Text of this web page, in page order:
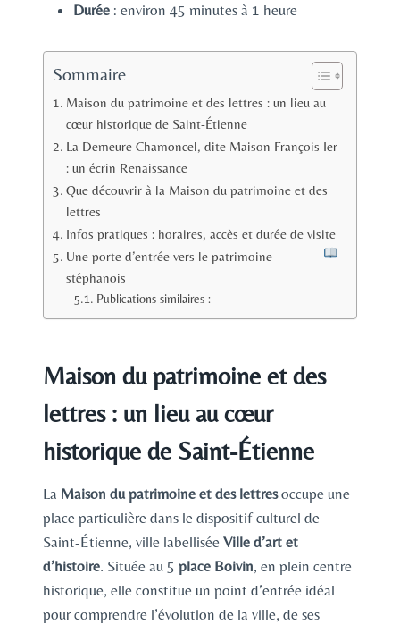
Durée : environ 45 minutes à 1 heure
Sommaire
Maison du patrimoine et des lettres : un lieu au
cœur historique de Saint-Étienne
La Demeure Chamoncel, dite Maison François Ier
: un écrin Renaissance
Que découvrir à la Maison du patrimoine et des
lettres
Infos pratiques : horaires, accès et durée de visite
Une porte d’entrée vers le patrimoine
stéphanois
Publications similaires :
Maison du patrimoine et des
lettres : un lieu au cœur
historique de Saint-Étienne
La Maison du patrimoine et des lettresoccupe une
place particulière dans le dispositif culturel de
Saint-Étienne, ville labellisée Ville d’art et
d’histoire. Située au 5 place Boivin, en plein centre
historique, elle constitue un point d’entrée idéal
pour comprendre l’évolution de la ville, de ses